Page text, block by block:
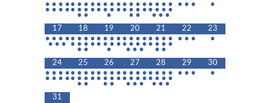
• • • •
• • • •
• • • •
• • • •
• •
• • • •
• • • •
•
• • • •
• • • •
• •
• • • •
• • • •
• • •
• • •
•
17
• • • •
• • •
18
• • • •
• • • •
• •
19
• • • •
• • • •
•
20
• • • •
• • • •
• • •
21
• • • •
• • • •
• •
22
• • •
23
•
24
• • • •
• • • •
25
• • • •
• • • •
• •
26
• • • •
• • • •
• •
27
• • • •
• • • •
• • •
28
• • • •
• • • •
• • •
29
• • •
30
•
31